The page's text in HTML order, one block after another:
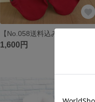
1,600円